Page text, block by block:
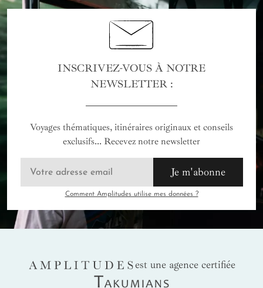
INSCRIVEZ-VOUS À NOTRE
NEWSLETTER :
Voyages thématiques, itinéraires originaux et conseils
exclusifs... Recevez notre newsletter
Je m'abonne
Comment Amplitudes utilise mes données ?
AMPLITUDES
est une agence certifiée
Takumians